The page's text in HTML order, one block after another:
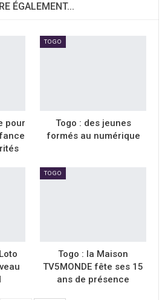
ÉGALEMENT...
pour
TOGO
Togo : des jeunes
formés au numérique
TOGO
Togo : la Maison
TV5MONDE fête ses 15
ans de présence